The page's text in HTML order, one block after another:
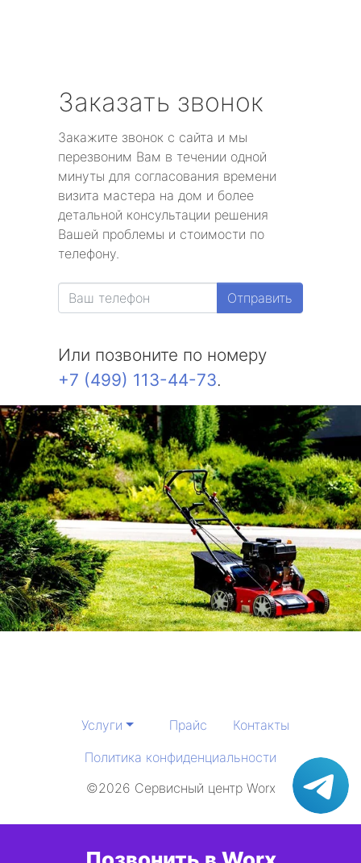
Заказать звонок
Закажите звонок с сайта и мы
перезвоним Вам в течении одной
минуты для согласования времени
визита мастера на дом и более
детальной консультации решения
Вашей проблемы и стоимости по
телефону.
Отправить
Или позвоните по номеру
+7 (499) 113-44-73.
Услуги Прайс
Контакты
Политика конфиденциальности
©2026 Сервисный центр Worx